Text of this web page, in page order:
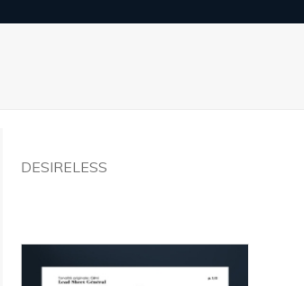
DESIRELESS